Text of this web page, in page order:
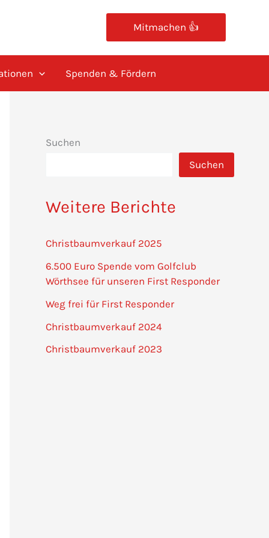
Mitmachen 👍
Spenden & Fördern
Suchen
Suchen
Weitere Berichte
Christbaumverkauf 2025
6.500 Euro Spende vom Golfclub
Wörthsee für unseren First Responder
Weg frei für First Responder
Christbaumverkauf 2024
Christbaumverkauf 2023